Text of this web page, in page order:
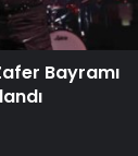
Bayramı